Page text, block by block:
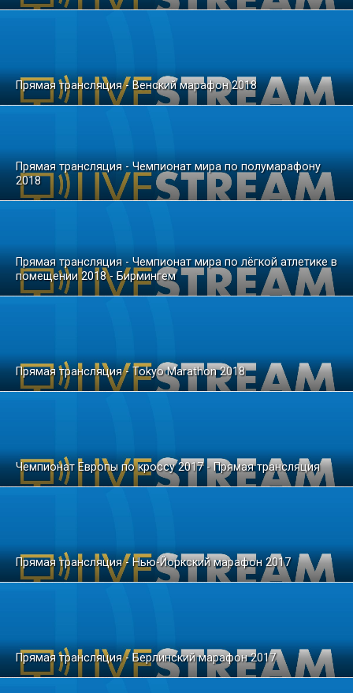
Прямая трансляция - Венский марафон 2018
Прямая трансляция - Чемпионат мира по полумарафону
2018
Прямая трансляция - Чемпионат мира по лёгкой атлетике в
помещении 2018 - Бирмингем
Прямая трансляция - Tokyo Marathon 2018
Чемпионат Европы по кроссу 2017 - Прямая трансляция
Прямая трансляция - Нью-Йоркский марафон 2017
Прямая трансляция - Берлинский марафон 2017